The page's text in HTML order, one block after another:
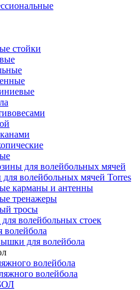
стойки
для волейбольных мячей
волейбольных мячей Torres
карманы и антенны
тренажеры
тросы
волейбольных стоек
волейбола
для волейбола
волейбола
волейбола